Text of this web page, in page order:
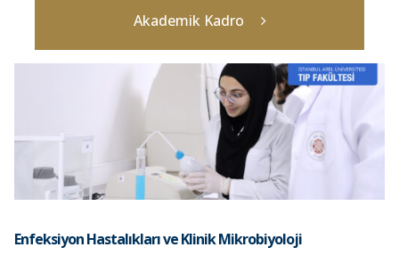
Akademik Kadro
Enfeksiyon Hastalıkları ve Klinik Mikrobiyoloji